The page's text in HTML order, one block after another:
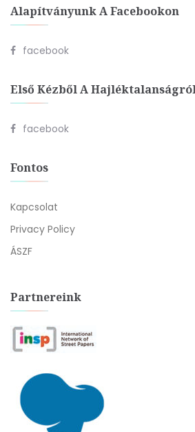
Alapítványunk A Facebookon
facebook
Első Kézből A
facebook
Fontos
Kapcsolat
Privacy Policy
ÁSZF
Partnereink